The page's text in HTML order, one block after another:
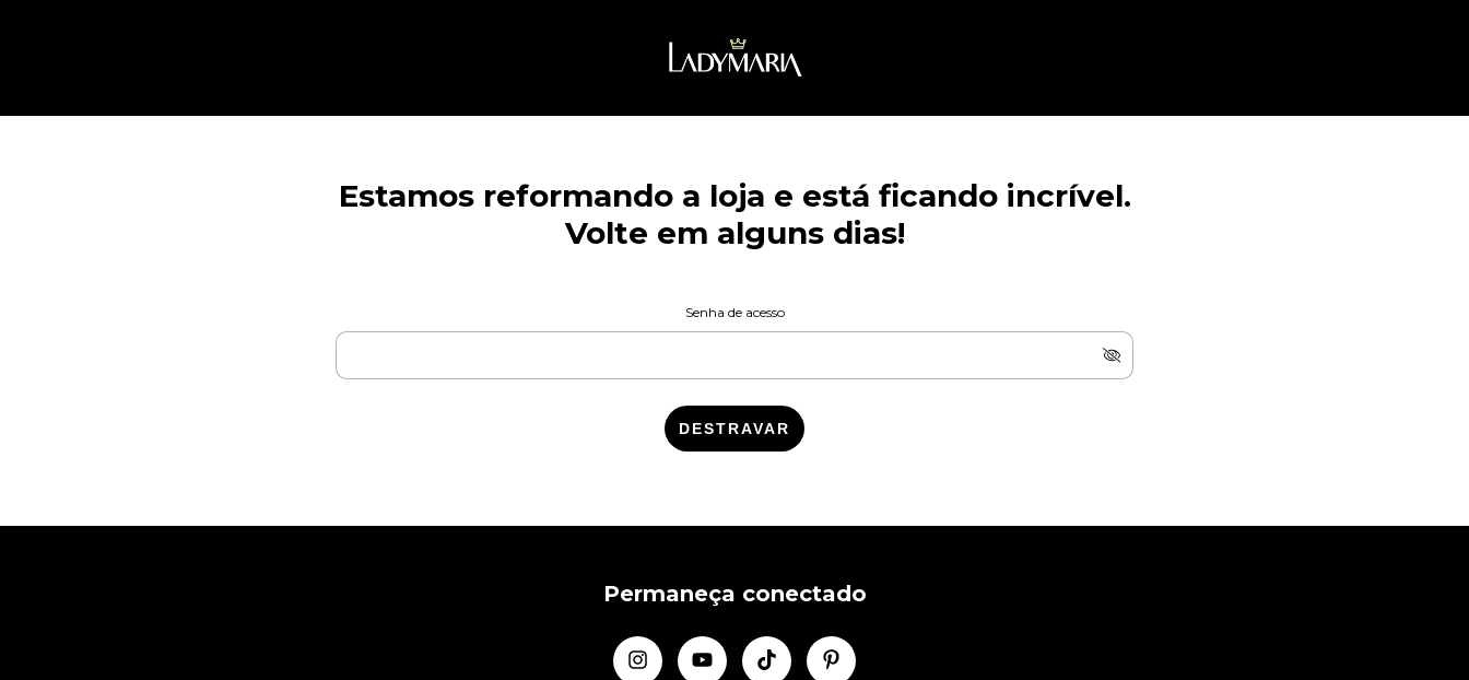
Estamos reformando a loja e está ficando incrível.
Volte em alguns dias!
Senha de acesso
DESTRAVAR
Permaneça conectado